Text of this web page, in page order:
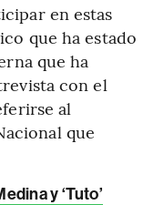
en estas
que ha estado
que ha
con el
al
que
y ‘Tuto’